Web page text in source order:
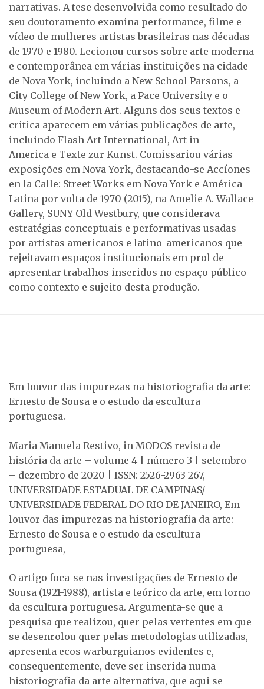
narrativas. A tese desenvolvida como resultado do
seu doutoramento examina performance, filme e
vídeo de mulheres artistas brasileiras nas décadas
de 1970 e 1980. Lecionou cursos sobre arte moderna
e contemporânea em várias instituições na cidade
de Nova York, incluindo a New School Parsons, a
City College of New York, a Pace University e o
Museum of Modern Art. Alguns dos seus textos e
critica aparecem em várias publicações de arte,
incluindo Flash Art International, Art in
America e Texte zur Kunst. Comissariou várias
exposições em Nova York, destacando-se Accíones
en la Calle: Street Works em Nova York e América
Latina por volta de 1970 (2015), na Amelie A. Wallace
Gallery, SUNY Old Westbury, que considerava
estratégias conceptuais e performativas usadas
por artistas americanos e latino-americanos que
rejeitavam espaços institucionais em prol de
apresentar trabalhos inseridos no espaço público
como contexto e sujeito desta produção.
Em louvor das impurezas na historiografia da arte:
Ernesto de Sousa e o estudo da escultura
portuguesa.
Maria Manuela Restivo, in MODOS revista de
história da arte – volume 4 | número 3 | setembro
– dezembro de 2020 | ISSN: 2526-2963 267,
UNIVERSIDADE ESTADUAL DE CAMPINAS/
UNIVERSIDADE FEDERAL DO RIO DE JANEIRO, Em
louvor das impurezas na historiografia da arte:
Ernesto de Sousa e o estudo da escultura
portuguesa,
O artigo foca-se nas investigações de Ernesto de
Sousa (1921-1988), artista e teórico da arte, em torno
da escultura portuguesa. Argumenta-se que a
pesquisa que realizou, quer pelas vertentes em que
se desenrolou quer pelas metodologias utilizadas,
apresenta ecos warburguianos evidentes e,
consequentemente, deve ser inserida numa
historiografia da arte alternativa, que aqui se